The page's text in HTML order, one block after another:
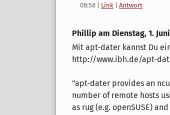
08:58 Link Antwort
Phillip am Dienstag, 1.
Mit apt-dater kannst Du
http://www.ibh.de/apt-
"apt-dater provides an
number of remote hosts
as rug (e.g. openSUSE)